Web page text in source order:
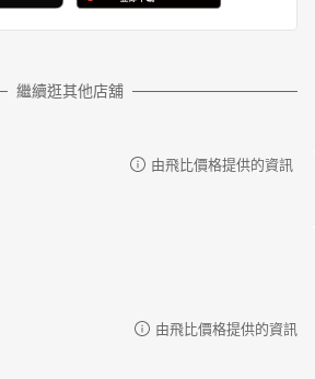
繼續逛其他店舖
由飛比價格提供的資訊
由飛比價格提供的資訊